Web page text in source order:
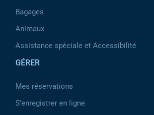
Bagages
Animaux
Assistance spéciale et Accessibilité
GÉRER
Mes réservations
S'enregistrer en ligne